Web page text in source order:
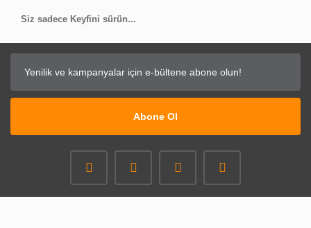
Siz sadece Keyfini sürün...
Abone Ol